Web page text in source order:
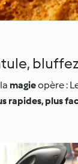
magieopère :
rapides, plus